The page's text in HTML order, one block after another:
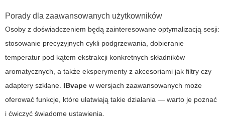
Porady dla zaawansowanych użytkowników
Osoby z doświadczeniem będą zainteresowane optymalizacją sesji:
stosowanie precyzyjnych cykli podgrzewania, dobieranie
temperatur pod kątem ekstrakcji konkretnych składników
aromatycznych, a także eksperymenty z akcesoriami jak filtry czy
adaptery szklane. IBvape w wersjach zaawansowanych może
oferować funkcje, które ułatwiają takie działania — warto je poznać
i ćwiczyć świadome ustawienia.